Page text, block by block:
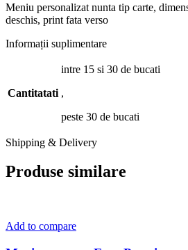
Meniu personalizat nunta tip carte,
deschis, print fata verso
Informații suplimentare
Cantitatati
intre 15 si 30 de bucati
,
peste 30 de bucati
Shipping & Delivery
Produse similare
Add to compare